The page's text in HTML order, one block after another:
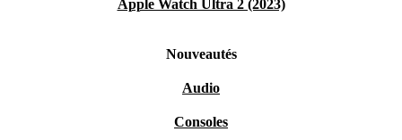
Apple Watch Ultra 2 (2023)
Nouveautés
Audio
Consoles